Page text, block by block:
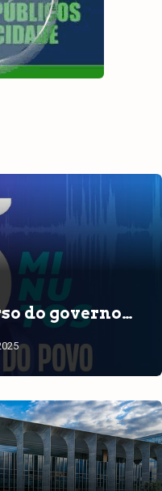
do governo…